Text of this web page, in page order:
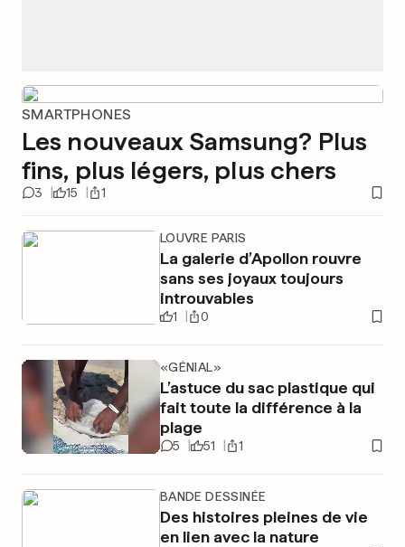
SMARTPHONES
Les nouveaux Samsung? Plus
fins, plus légers, plus chers
3 15 1
LOUVRE PARIS
La galerie d’Apollon rouvre
sans ses joyaux toujours
introuvables
1 0
«GÉNIAL»
L’astuce du sac plastique qui
fait toute la différence à la
plage
5 51 1
BANDE DESSINÉE
Des histoires pleines de vie
en lien avec la nature